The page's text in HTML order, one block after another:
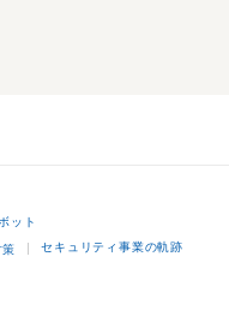
ット
セキュリティ事業の軌跡